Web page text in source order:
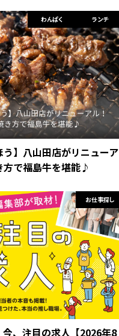
わんぱく ランチ
】八山田店がリニューア
方で福島牛を堪能♪
お仕事探し
、注目の求人【2026年8